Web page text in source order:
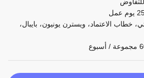
الاعتماد، ويسترن يونيون، بايبال،